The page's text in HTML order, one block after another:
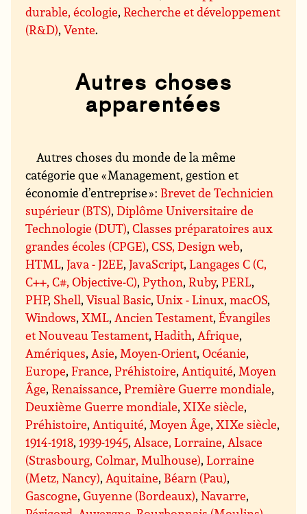
durable, écologie,Recherche et développement
(R&D),Vente.
Autres choses
apparentées
Autres choses du monde de la même
catégorie que « Management, gestion et
économie d’entreprise » : Brevet de Technicien
supérieur (BTS),Diplôme Universitaire de
Technologie (DUT),Classes préparatoires aux
grandes écoles (CPGE),CSS, Design web,
HTML,Java - J2EE,JavaScript,Langages C (C,
C++, C#, Objective-C),Python,Ruby,PERL,
PHP, Shell,Visual Basic,Unix - Linux,macOS,
Windows,XML, Ancien Testament,Évangiles
et Nouveau Testament,Hadith, Afrique,
Amériques, Asie, Moyen-Orient,Océanie,
Europe,France,Préhistoire, Antiquité, Moyen
Âge,Renaissance,Première Guerre mondiale,
Deuxième Guerre mondiale,XIXe siècle,
Préhistoire, Antiquité, Moyen Âge,XIXe siècle,
1914-1918,1939-1945, Alsace, Lorraine, Alsace
(Strasbourg, Colmar, Mulhouse),Lorraine
(Metz, Nancy), Aquitaine, Béarn (Pau),
Gascogne,Guyenne (Bordeaux),Navarre,